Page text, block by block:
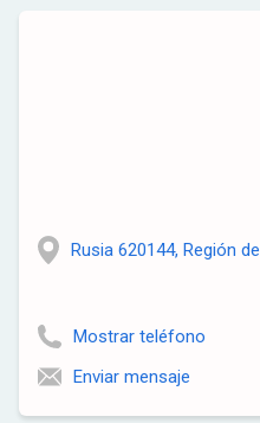
Rusia 620144, Región
Mostrar teléfono
Enviar mensaje